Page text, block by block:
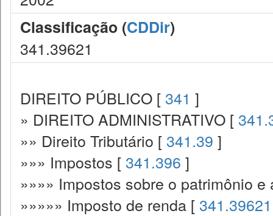
Classificação (CDDir)
341.39621
DIREITO PÚBLICO [ 341 ]
» DIREITO ADMINISTRATIVO [
»» Direito Tributário [ 341.39 ]
»»» Impostos [ 341.396 ]
»»»» Impostos sobre o patrimônio
»»»»» Imposto de renda [ 341.39621